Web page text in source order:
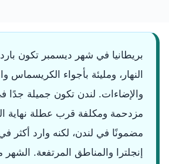
بريطانيا في شهر ديسمبر تكون
النهار، ومليئة بأجواء الكريسماس
والإضاءات. لندن تكون جميلة جدًا
مزدحمة ومكلفة قرب عطلة نهاية
مضمونًا في لندن، لكنه وارد أكثر
إنجلترا والمناطق المرتفعة.